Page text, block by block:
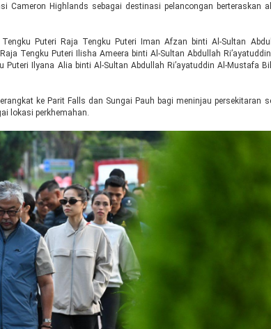
Cameron Highlands sebagai destinasi pelancongan berteraskan
Puteri Raja Tengku Puteri Iman Afzan binti Al-Sultan
Tengku Puteri Ilisha Ameera binti Al-Sultan Abdullah
Puteri Ilyana Alia binti Al-Sultan Abdullah Ri’ayatuddin Al-Mustafa
ke Parit Falls dan Sungai Pauh bagi meninjau persekitaran
lokasi perkhemahan.